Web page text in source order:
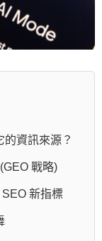
資訊來源？
戰略)
新指標